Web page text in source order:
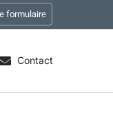
formulaire
Contact